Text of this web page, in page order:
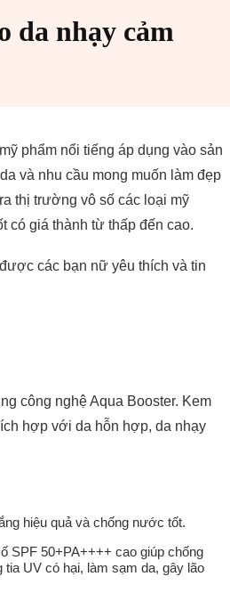
da nhạy cảm
phẩm nổi tiếng áp dụng vào sản
và nhu cầu mong muốn làm đẹp
thị trường vô số các loại mỹ
có giá thành từ thấp đến cao.
các bạn nữ yêu thích và tin
công nghệ Aqua Booster. Kem
hợp với da hỗn hợp, da nhạy
hiệu quả và chống nước tốt.
SPF 50+PA++++ cao giúp chống
tia UV có hại, làm sạm da, gây lão